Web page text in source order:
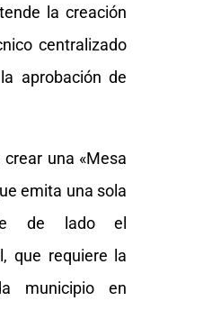
la creación
centralizado
aprobación de
una «Mesa
emita una sola
de lado el
que requiere la
municipio en